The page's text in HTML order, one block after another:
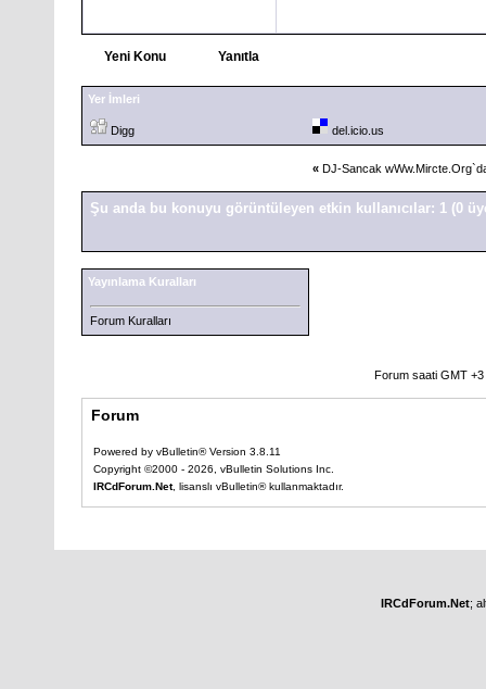
Yeni Konu Yanıtla
Yer İmleri
Digg del.icio.us
« DJ-Sancak
Şu anda bu konuyu görüntüleyen etkin kullanıcılar: 1 (0
Yayınlama Kuralları
Forum Kuralları
Forum saati GMT
Forum
Powered by vBulletin® Version 3.8.11
Copyright ©2000 - 2026, vBulletin Solutions Inc.
IRCdForum.Net, lisanslı vBulletin® kullanmaktadır.
IRCdForum.Net;